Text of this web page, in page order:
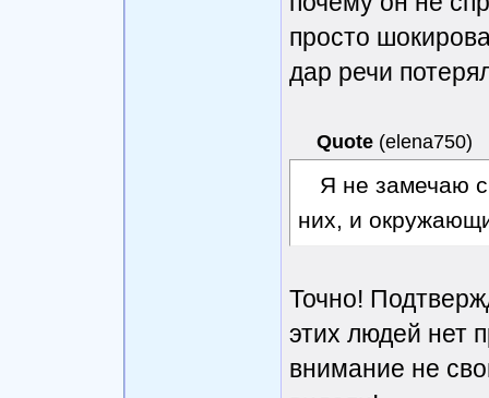
просто
дар речи
Quote (elena750)
Я не замечаю
них, и
Точно!
этих людей нет
внимание не